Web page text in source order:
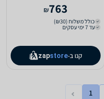
763
₪
כולל משלוח (₪30)
עד 7 ימי עסקים
קנו ב- zapstore
1